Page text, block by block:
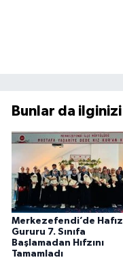
Bunlar da
Merkezefendi’de
Gururu 7. Sınıfa
Başlamadan Hıfzını
Tamamladı